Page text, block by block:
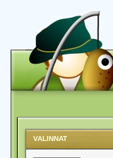
VALINNAT